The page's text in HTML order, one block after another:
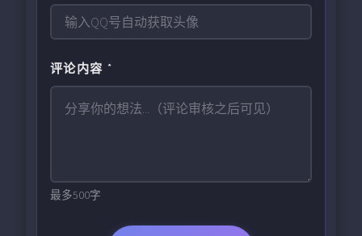
评论内容 *
最多500字